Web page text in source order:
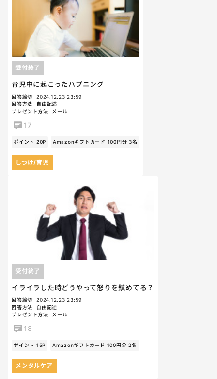
育児中に起こったハプニング
受付終了
回答締切
2024.12.23 23:59
回答方法
自由記述
プレゼント方法
メール
17
ポイント 20P Amazonギフトカード 100円分 3名
しつけ/育児
イライラした時どうやって怒りを鎮めてる？
受付終了
回答締切
2024.12.23 23:59
回答方法
自由記述
プレゼント方法
メール
18
ポイント 15P Amazonギフトカード 100円分 2名
メンタルケア